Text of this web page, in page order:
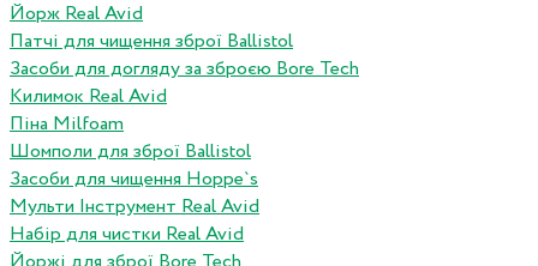
Йорж Real Avid
Патчі для чищення зброї Ballistol
Засоби для догляду за зброєю Bore Tech
Килимок Real Avid
Піна Milfoam
Шомполи для зброї Ballistol
Засоби для чищення Hoppe`s
Мульти Інструмент Real Avid
Набір для чистки Real Avid